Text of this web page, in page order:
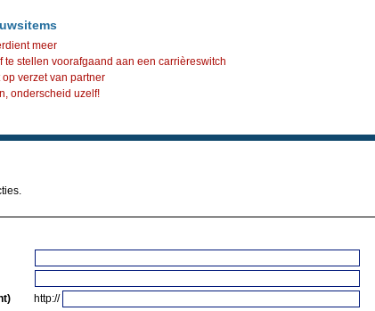
meer
te stellen voorafgaand aan een carrièreswitch
verzet van partner
onderscheid uzelf!
http://